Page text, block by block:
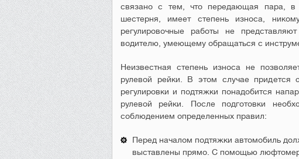
связано с тем, что передающая пара, в
шестерня, имеет степень износа,
регулировочные работы не
водителю, умеющему обращаться с
Неизвестная степень износа не
рулевой рейки. В этом случае придется
регулировки и подтяжки понадобится
рулевой рейки. После подготовки
соблюдением определенных правил:
Перед началом подтяжки автомобиль
выставлены прямо. С помощью